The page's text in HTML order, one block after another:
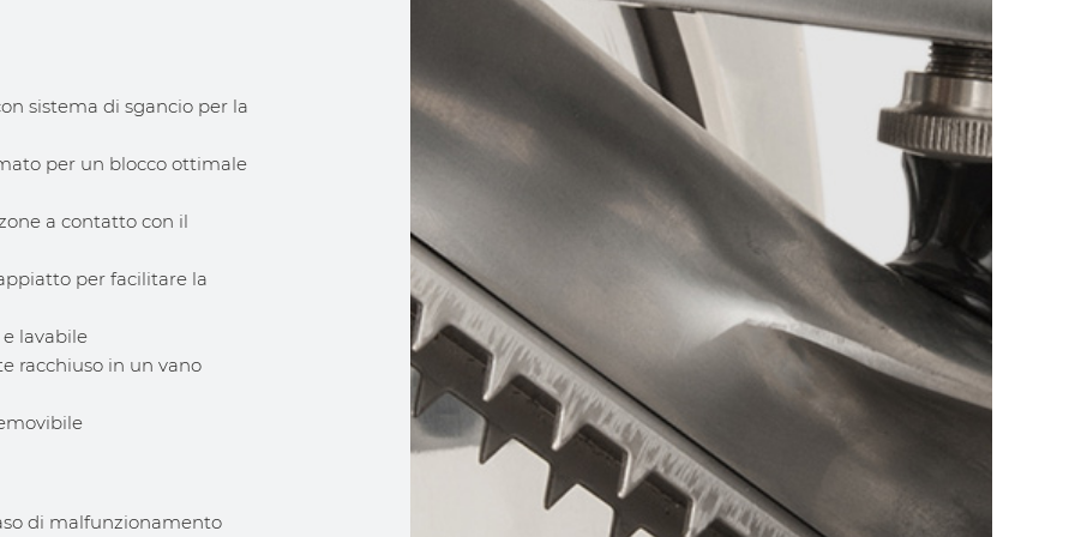
sistema di sgancio per la
per un blocco ottimale
a contatto con il
per facilitare la
lavabile
racchiuso in un vano
di malfunzionamento